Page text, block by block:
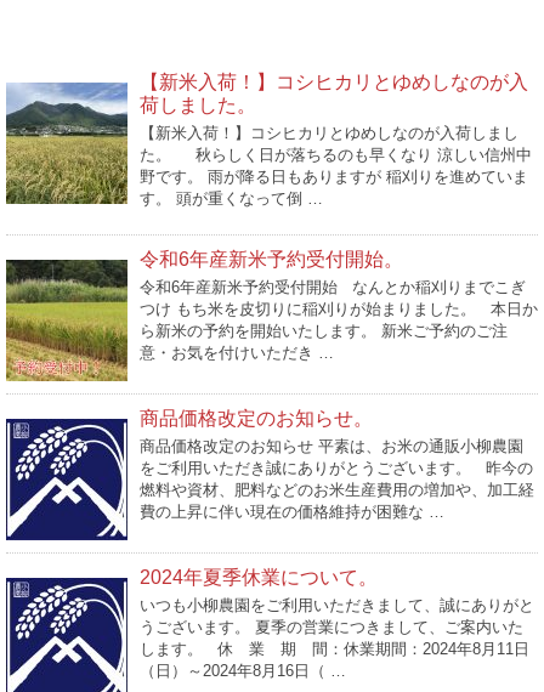
【新米入荷！】コシヒカリとゆめしなのが入
荷しました。
【新米入荷！】コシヒカリとゆめしなのが入荷しまし
た。 秋らしく日が落ちるのも早くなり 涼しい信州中
野です。 雨が降る日もありますが 稲刈りを進めていま
す。 頭が重くなって倒 …
令和6年産新米予約受付開始。
令和6年産新米予約受付開始 なんとか稲刈りまでこぎ
つけ もち米を皮切りに稲刈りが始まりました。 本日か
ら新米の予約を開始いたします。 新米ご予約のご注
意・お気を付けいただき …
商品価格改定のお知らせ。
商品価格改定のお知らせ 平素は、お米の通販小柳農園
をご利用いただき誠にありがとうございます。 昨今の
燃料や資材、肥料などのお米生産費用の増加や、加工経
費の上昇に伴い現在の価格維持が困難な …
2024年夏季休業について。
いつも小柳農園をご利用いただきまして、誠にありがと
うございます。 夏季の営業につきまして、ご案内いた
します。 休 業 期 間：休業期間：2024年8月11日
（日）～2024年8月16日（ …